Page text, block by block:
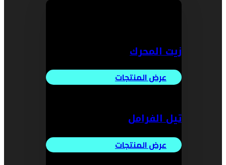
زيت المحرك
عرض المنتجات
تيل الفرامل
عرض المنتجات